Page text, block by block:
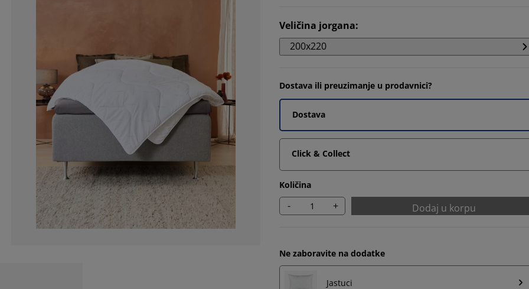
Veličina jorgana:
200x220
Dostava ili preuzimanje u prodavnici?
Dostava
Click & Collect
Količina
- + Dodaj u korpu
Ne zaboravite na dodatke
Jastuci
4.008908685968819%
1.1135857461024499%
0.8908685968819599%
2.0044543429844097%